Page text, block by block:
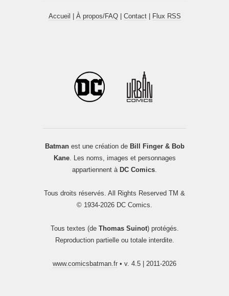
Accueil | À propos/FAQ| Contact| Flux RSS
Batmanest une création de Bill Finger & Bob
Kane. Les noms, images et personnages
appartiennent à DC Comics
Tous droits réservés. All Rights Reserved TM &
© 1934-2026 DC Comics.
Tous textes (de Thomas Suinot) protégés.
Reproduction partielle ou totale interdite.
www.comicsbatman.fr • v. 4.5 | 2011-2026